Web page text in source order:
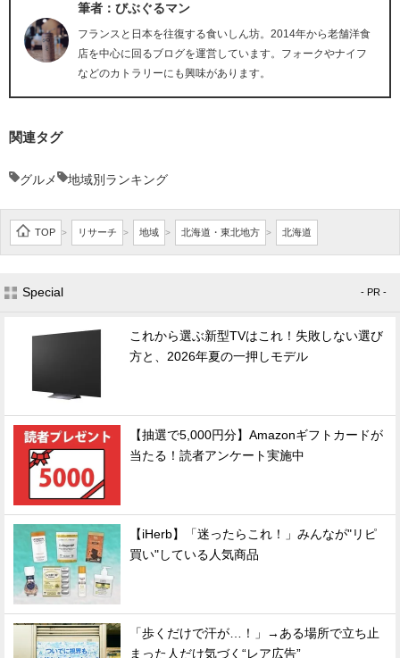
筆者：びぶぐるマン
フランスと日本を往復する食いしん坊。2014年から老舗洋食
店を中心に回るブログを運営しています。フォークやナイフ
などのカトラリーにも興味があります。
関連タグ
グルメ 地域別ランキング
TOP > リサーチ > 地域 > 北海道・東北地方 > 北海道
Special - PR -
これから選ぶ新型TVはこれ！失敗しない選び
方と、2026年夏の一押しモデル
【抽選で5,000円分】Amazonギフトカードが
当たる！読者アンケート実施中
【iHerb】「迷ったらこれ！」みんなが"リピ
買い"している人気商品
「歩くだけで汗が…！」→ある場所で立ち止
まった人だけ気づく“レア広告”